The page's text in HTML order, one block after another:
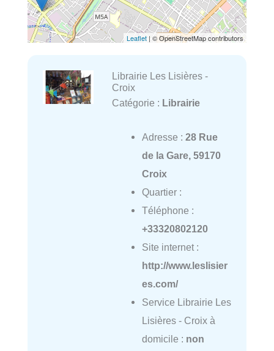
Leaflet | © OpenStreetMap contributors
Librairie Les Lisières -
Croix
Catégorie : Librairie
Adresse : 28 Rue
de la Gare, 59170
Croix
Quartier :
Téléphone :
+33320802120
Site internet :
http://www.leslisier
es.com/
Service Librairie Les
Lisières - Croix à
domicile : non